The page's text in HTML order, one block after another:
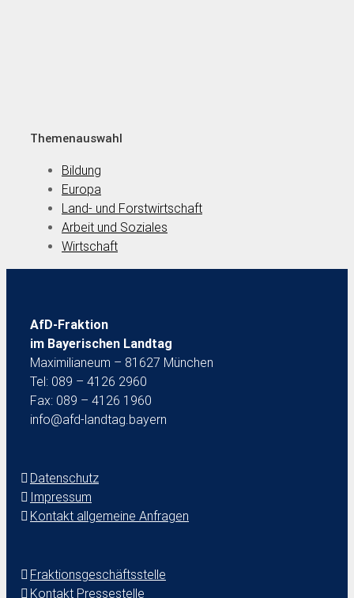
Themenauswahl
Bildung
Europa
Land- und Forstwirtschaft
Arbeit und Soziales
Wirtschaft
AfD-Fraktion
im Bayerischen Landtag
Maximilianeum – 81627 München
Tel: 089 – 4126 2960
Fax: 089 – 4126 1960
info@afd-landtag.bayern
Datenschutz
Impressum
Kontakt allgemeine Anfragen
Fraktionsgeschäftsstelle
Kontakt Pressestelle